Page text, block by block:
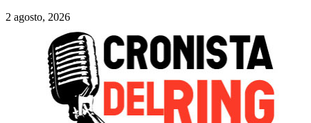
2 agosto, 2026